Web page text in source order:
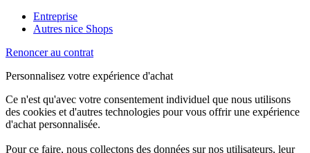
Entreprise
Autres nice Shops
Renoncer au contrat
Personnalisez votre expérience d'achat
Ce n'est qu'avec votre consentement individuel que nous utilisons
des cookies et d'autres technologies pour vous offrir une expérience
d'achat personnalisée.
Pour ce faire, nous collectons des données sur nos utilisateurs, leur